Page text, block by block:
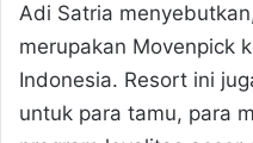
Adi Satria
merupakan Movenpick
Indonesia. Resort ini
untuk para tamu, para